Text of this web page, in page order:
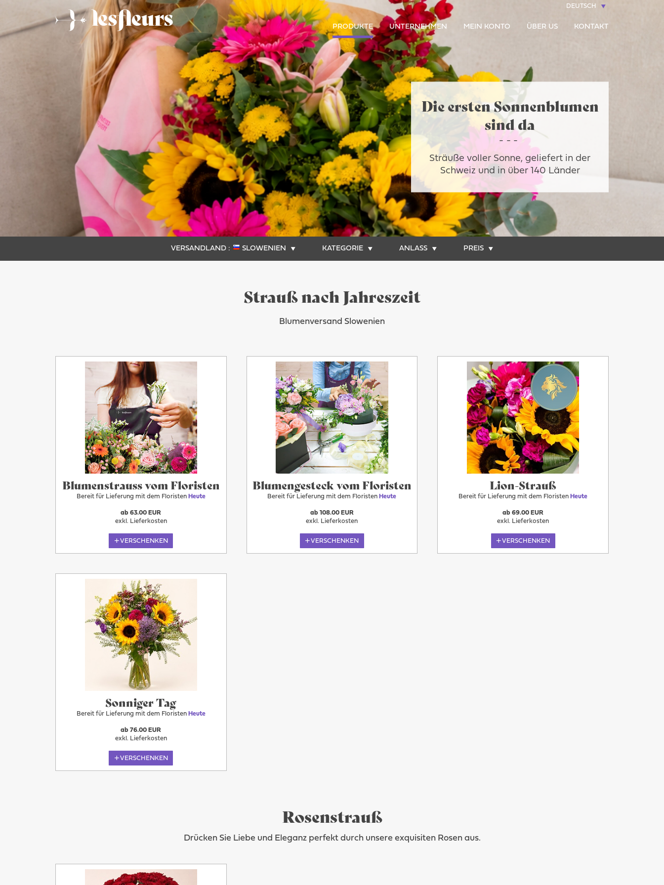
DEUTSCH
PRODUKTE UNTERNEHMEN MEIN KONTO ÜBER US KONTAKT
Die ersten Sonnenblumen
sind da
Sträuße voller Sonne, geliefert in der
Schweiz und in über 140 Länder
VERSANDLAND : SLOWENIEN KATEGORIE ANLASS PREIS
Strauß nach Jahreszeit
Blumenversand Slowenien
Blumenstrauss vom Floristen
Bereit für Lieferung mit dem Floristen Heute
Mehr
Heute
ab 63.00 EUR
exkl. Lieferkosten
VERSCHENKEN
Blumengesteck vom Floristen
Bereit für Lieferung mit dem Floristen Heute
ab 108.00 EUR
exkl. Lieferkosten
VERSCHENKEN
Lion-Strauß
Bereit für Lieferung mit dem Floristen Heute
ab 69.00 EUR
exkl. Lieferkosten
VERSCHENKEN
Sonniger Tag
Bereit für Lieferung mit dem Floristen Heute
ab 76.00 EUR
exkl. Lieferkosten
VERSCHENKEN
Rosenstrauß
Drücken Sie Liebe und Eleganz perfekt durch unsere exquisiten Rosen aus.